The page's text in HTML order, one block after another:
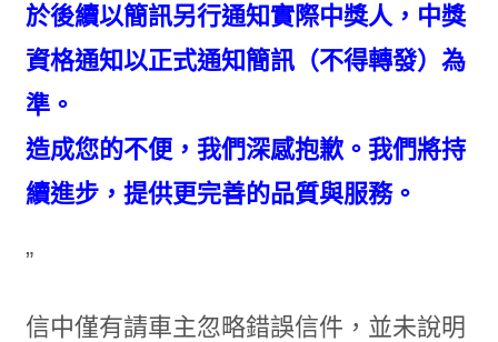
於後續以簡訊另行通知實際中獎人，中獎
資格通知以正式通知簡訊（不得轉發）為
準。
造成您的不便，我們深感抱歉。我們將持
續進步，提供更完善的品質與服務。
”
信中僅有請車主忽略錯誤信件，並未說明